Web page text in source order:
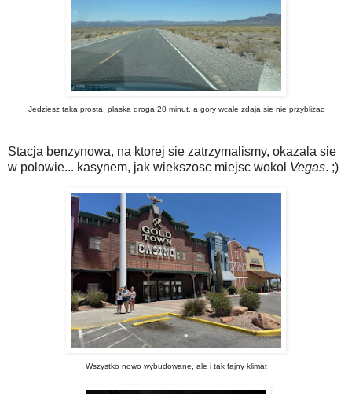
Jedziesz taka prosta, plaska droga 20 minut, a gory wcale zdaja sie nie przyblizac
Stacja benzynowa, na ktorej sie zatrzymalismy, okazala sie
w polowie... kasynem, jak wiekszosc miejsc wokol Vegas. ;)
Wszystko nowo wybudowane, ale i tak fajny klimat